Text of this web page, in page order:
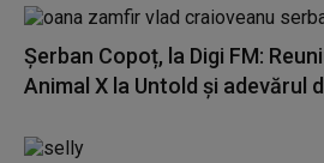
Șerban Copoț, la Digi FM:
Animal X la Untold și adevărul